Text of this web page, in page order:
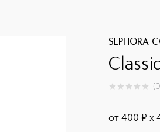
SEPHORA
0из 0 (0
от400 ¤ х